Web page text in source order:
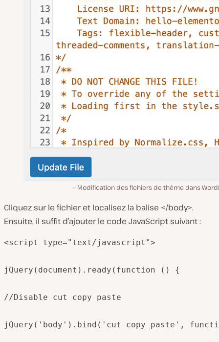
Modification des fichiers de thème dans
Cliquez sur le fichier et localisez la balise </body>.
Ensuite, il suffit d’ajouter le code JavaScript suivant :
<script type="text/javascript">
jQuery(document).ready(function () {
//Disable cut copy paste
jQuery('body').bind('cut copy paste',